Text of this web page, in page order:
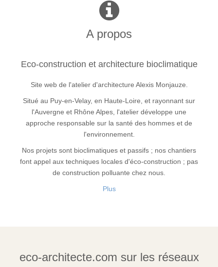
A propos
Eco-construction et architecture bioclimatique
Site web de l'atelier d'architecture Alexis Monjauze.
Situé au Puy-en-Velay, en Haute-Loire, et rayonnant sur
l'Auvergne et Rhône Alpes, l'atelier développe une
approche responsable sur la santé des hommes et de
l'environnement.
Nos projets sont bioclimatiques et passifs ; nos chantiers
font appel aux techniques locales d'éco-construction ; pas
de construction polluante chez nous.
Plus
eco-architecte.com sur les réseaux